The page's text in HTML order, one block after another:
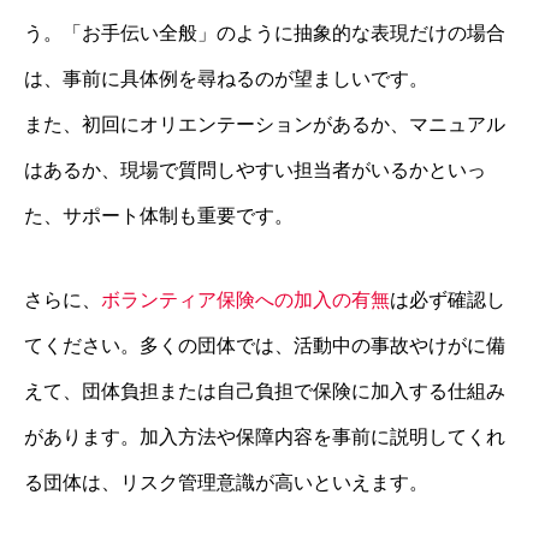
う。「お手伝い全般」のように抽象的な表現だけの場合
は、事前に具体例を尋ねるのが望ましいです。
また、初回にオリエンテーションがあるか、マニュアル
はあるか、現場で質問しやすい担当者がいるかといっ
た、サポート体制も重要です。
さらに、 ボランティア保険への加入の有無は必ず確認し
てください。多くの団体では、活動中の事故やけがに備
えて、団体負担または自己負担で保険に加入する仕組み
があります。加入方法や保障内容を事前に説明してくれ
る団体は、リスク管理意識が高いといえます。